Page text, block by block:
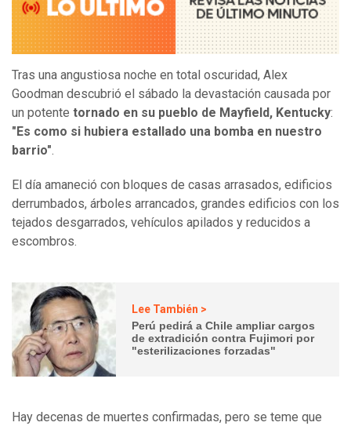
Tras una angustiosa noche en total oscuridad, Alex
Goodman descubrió el sábado la devastación causada por
un potente tornado en su pueblo de Mayfield, Kentucky:
"Es como si hubiera estallado una bomba en nuestro
barrio".
El día amaneció con bloques de casas arrasados, edificios
derrumbados, árboles arrancados, grandes edificios con los
tejados desgarrados, vehículos apilados y reducidos a
escombros.
Lee También >
Perú pedirá a Chile ampliar cargos
de extradición contra Fujimori por
"esterilizaciones forzadas"
Hay decenas de muertes confirmadas, pero se teme que